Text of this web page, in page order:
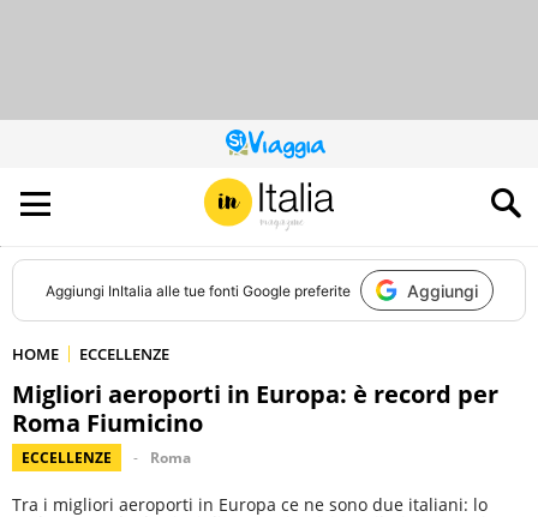
QUESTO
SITO
CONTRIBUISCE
ALL’AUDIENCE
DI
Aggiungi InItalia alle tue fonti Google preferite Aggiungi
HOME ECCELLENZE
Migliori aeroporti in Europa: è record per
Roma Fiumicino
ECCELLENZE Roma
Tra i migliori aeroporti in Europa ce ne sono due italiani: lo